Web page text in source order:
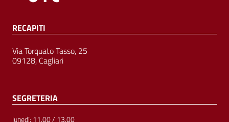
RECAPITI
Via Torquato Tasso, 25
09128, Cagliari
SEGRETERIA
lunedì: 11.00 / 13.00